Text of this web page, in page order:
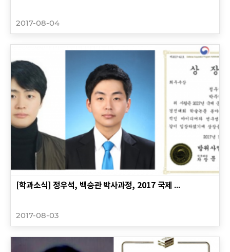
2017-08-04
[학과소식] 정우석, 백승관 박사과정, 2017 국제 ...
2017-08-03